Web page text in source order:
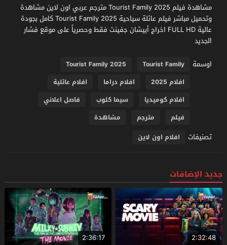
مشاهدة فيلم Tourist Family 2025 مترجم عربي اون لاين مشاهدة
وتحميل مباشر فيلم عائلة سياحية Tourist Family 2025 كامل بجودة
عالية FULL HD اخراج أبيشان جفينث فقط وحصرياً على موقع فشار
الجديد
اوسمة
Tourist Family
Tourist Family 2025
افلام 2025
افلام دراما
افلام عائلية
افلام كوميديا
سيما كلوب
فاصل اعلاني
فيلم
مترجم مشاهدة
تصنيفات افلام اون لاين
جديد الإضافات
2:32:48
2:36:17